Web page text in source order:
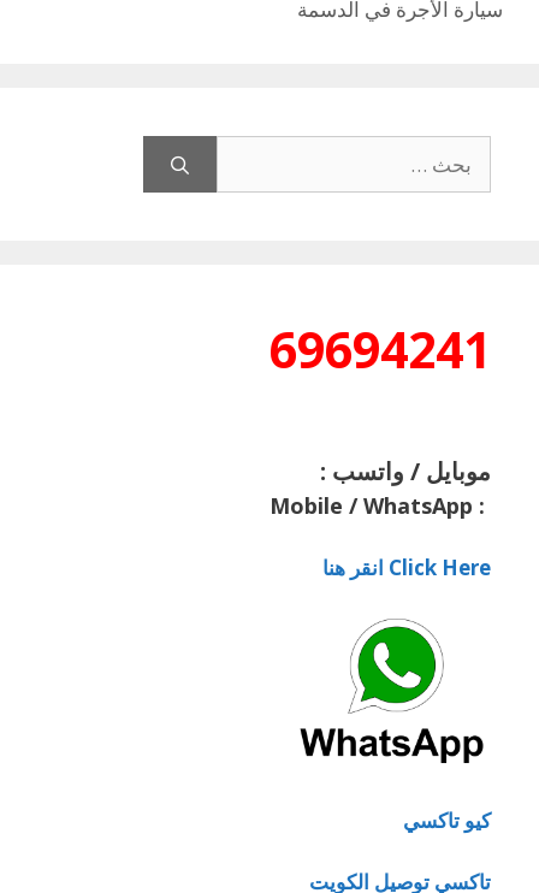
سيارة الأجرة في الدسمة
عن:
69694241
موبايل / واتسب :
:
Mobile / WhatsApp
Click Here انقر هنا
كيو تاكسي
تاكسي توصيل الكويت